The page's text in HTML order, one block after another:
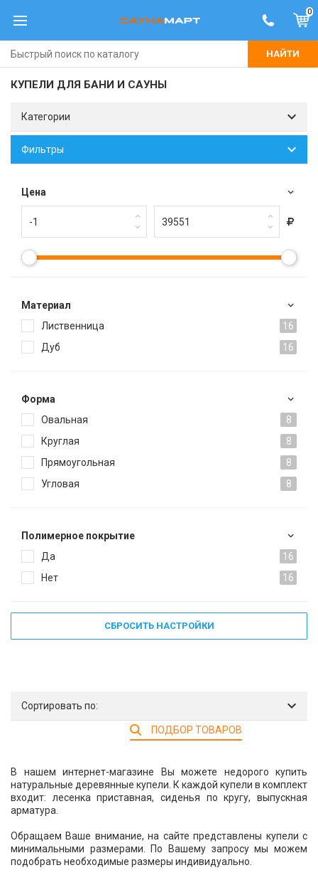
0
НАЙТИ
КУПЕЛИ ДЛЯ БАНИ И САУНЫ
Категории
Фильтры
Цена
Материал
Лиственница
16
Дуб
16
Форма
Овальная
8
Круглая
8
Прямоугольная
8
Угловая
8
Полимерное покрытие
Да
16
Нет
16
СБРОСИТЬ НАСТРОЙКИ
Сортировать по:
ПОДБОР ТОВАРОВ
В нашем интернет-магазине Вы можете недорого купить
натуральные деревянные купели. К каждой купели в комплект
входит: лесенка приставная, сиденья по кругу, выпускная
арматура.
Обращаем Ваше внимание, на сайте представлены купели с
минимальными размерами. По Вашему запросу мы можем
подобрать необходимые размеры индивидуально.